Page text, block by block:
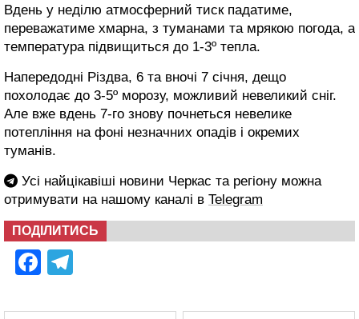
Вдень у неділю атмосферний тиск падатиме,
переважатиме хмарна, з туманами та мрякою погода, а
температура підвищиться до 1-3º тепла.
Напередодні Різдва, 6 та вночі 7 січня, дещо
похолодає до 3-5º морозу, можливий невеликий сніг.
Але вже вдень 7-го знову почнеться невелике
потепління на фоні незначних опадів і окремих
туманів.
Усі найцікавіші новини Черкас та регіону можна
отримувати на нашому каналі в Telegram
ПОДІЛИТИСЬ
Facebook